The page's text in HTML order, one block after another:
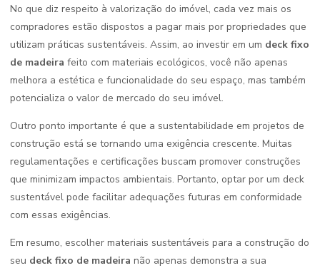
No que diz respeito à valorização do imóvel, cada vez mais os
compradores estão dispostos a pagar mais por propriedades que
utilizam práticas sustentáveis. Assim, ao investir em um deck fixo
de madeira feito com materiais ecológicos, você não apenas
melhora a estética e funcionalidade do seu espaço, mas também
potencializa o valor de mercado do seu imóvel.
Outro ponto importante é que a sustentabilidade em projetos de
construção está se tornando uma exigência crescente. Muitas
regulamentações e certificações buscam promover construções
que minimizam impactos ambientais. Portanto, optar por um deck
sustentável pode facilitar adequações futuras em conformidade
com essas exigências.
Em resumo, escolher materiais sustentáveis para a construção do
seu deck fixo de madeira não apenas demonstra a sua